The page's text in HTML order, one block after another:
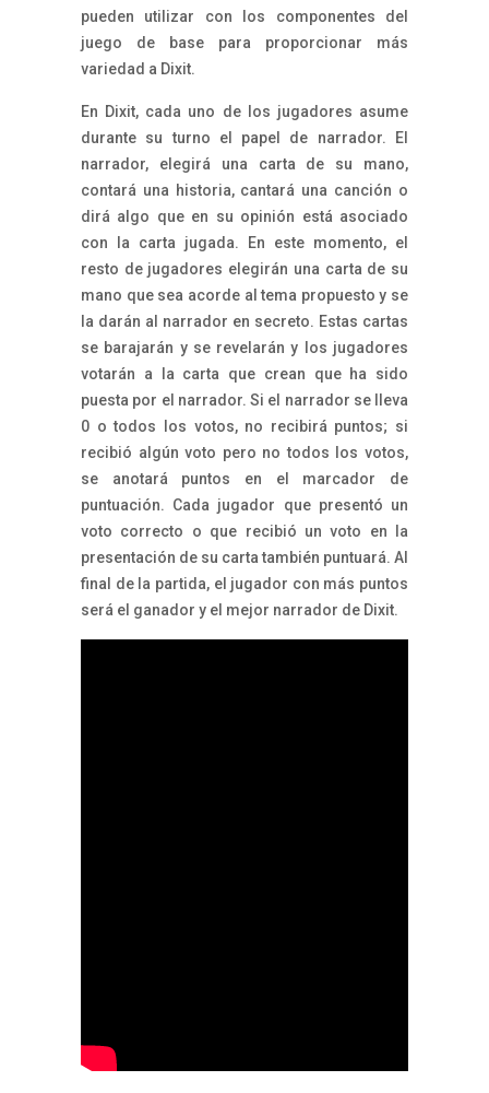
pueden utilizar con los componentes del
juego de base para proporcionar más
variedad a Dixit.
En Dixit, cada uno de los jugadores asume
durante su turno el papel de narrador. El
narrador, elegirá una carta de su mano,
contará una historia, cantará una canción o
dirá algo que en su opinión está asociado
con la carta jugada. En este momento, el
resto de jugadores elegirán una carta de su
mano que sea acorde al tema propuesto y se
la darán al narrador en secreto. Estas cartas
se barajarán y se revelarán y los jugadores
votarán a la carta que crean que ha sido
puesta por el narrador. Si el narrador se lleva
0 o todos los votos, no recibirá puntos; si
recibió algún voto pero no todos los votos,
se anotará puntos en el marcador de
puntuación. Cada jugador que presentó un
voto correcto o que recibió un voto en la
presentación de su carta también puntuará. Al
final de la partida, el jugador con más puntos
será el ganador y el mejor narrador de Dixit.